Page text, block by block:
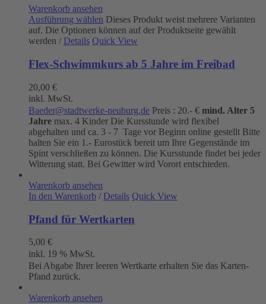
Warenkorb ansehen
Ausführung wählen Dieses Produkt weist mehrere Varianten
auf. Die Optionen können auf der Produktseite gewählt
werden / Details Quick View
Flex-Schwimmkurs ab 5 Jahre im Freibad
20,00 €
inkl. MwSt.
Baeder@stadtwerke-neuburg.de Preis : 20.- € mind. Alter 5
Jahre max. 4 Kinder Die Kursstunde wird flexibel
abgehalten und ca. 3 - 7 Tage vor Beginn online gestellt Bitte
halten Sie ein 1.- Eurostück bereit um Ihre Gegenstände im
Spint verschließen zu können. Die Kursstunde findet bei jeder
Witterung statt. Bei Gewitter wird Vorort entschieden.
Warenkorb ansehen
In den Warenkorb / Details Quick View
Pfand für Wertkarten
5,00 €
inkl. 19 % MwSt.
Bei Abgabe Ihrer leeren Wertkarte erhalten Sie das Karten-
Pfand zurück.
Warenkorb ansehen